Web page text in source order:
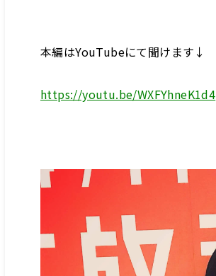
本編はYouTubeにて聞けます↓
https://youtu.be/WXFYhneK1d4